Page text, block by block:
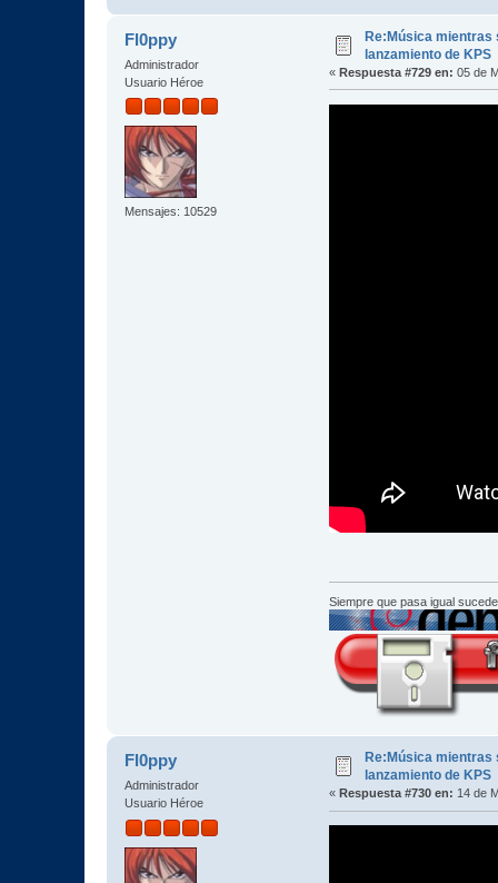
Fl0ppy
Administrador
Usuario Héroe
Mensajes: 10529
Re:Música mientras
lanzamiento de KPS
« Respuesta #729 en: 05 de
Siempre que pasa igual
Fl0ppy
Administrador
Usuario Héroe
Re:Música mientras
lanzamiento de KPS
« Respuesta #730 en: 14 de